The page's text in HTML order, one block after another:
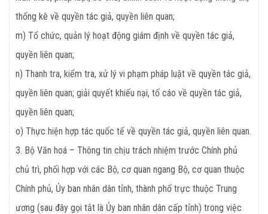
thống kê về quyền tác giả, quyền liên quan;
m) Tổ chức, quản lý hoạt động giám định về quyền tác giả,
quyền liên quan;
n) Thanh tra, kiểm tra, xử lý vi phạm pháp luật về quyền tác giả,
quyền liên quan; giải quyết khiếu nại, tố cáo về quyền tác giả,
quyền liên quan;
o) Thực hiện hợp tác quốc tế về quyền tác giả, quyền liên quan.
3. Bộ Văn hoá – Thông tin chịu trách nhiệm trước Chính phủ
chủ trì, phối hợp với các Bộ, cơ quan ngang Bộ, cơ quan thuộc
Chính phủ, Ủy ban nhân dân tỉnh, thành phố trực thuộc Trung
ương (sau đây gọi tắt là Ủy ban nhân dân cấp tỉnh) trong việc